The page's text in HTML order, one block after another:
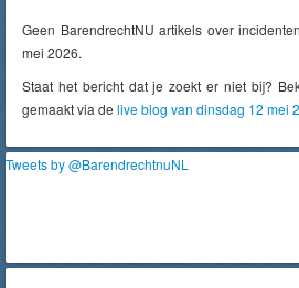
Geen BarendrechtNU artikels over
mei 2026.
Staat het bericht dat je zoekt er niet bij?
gemaakt via de live blog van dinsdag 12 mei
Tweets by @BarendrechtnuNL